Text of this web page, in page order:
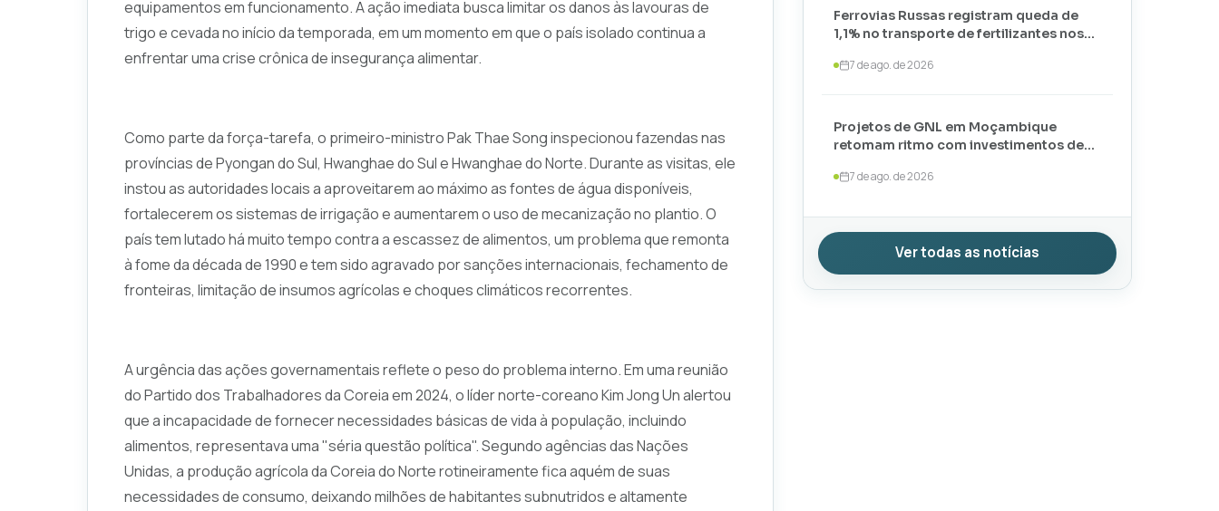
equipamentos em funcionamento. A ação imediata busca limitar os danos às lavouras de
trigo e cevada no início da temporada, em um momento em que o país isolado continua a
enfrentar uma crise crônica de insegurança alimentar.
Como parte da força-tarefa, o primeiro-ministro Pak Thae Song inspecionou fazendas nas
províncias de Pyongan do Sul, Hwanghae do Sul e Hwanghae do Norte. Durante as visitas, ele
instou as autoridades locais a aproveitarem ao máximo as fontes de água disponíveis,
fortalecerem os sistemas de irrigação e aumentarem o uso de mecanização no plantio. O
país tem lutado há muito tempo contra a escassez de alimentos, um problema que remonta
à fome da década de 1990 e tem sido agravado por sanções internacionais, fechamento de
fronteiras, limitação de insumos agrícolas e choques climáticos recorrentes.
A urgência das ações governamentais reflete o peso do problema interno. Em uma reunião
do Partido dos Trabalhadores da Coreia em 2024, o líder norte-coreano Kim Jong Un alertou
que a incapacidade de fornecer necessidades básicas de vida à população, incluindo
alimentos, representava uma "séria questão política". Segundo agências das Nações
Unidas, a produção agrícola da Coreia do Norte rotineiramente fica aquém de suas
necessidades de consumo, deixando milhões de habitantes subnutridos e altamente
Ferrovias Russas registram queda de
1,1% no transporte de fertilizantes nos
7 de ago. de 2026
Projetos de GNL em Moçambique
retomam ritmo com investimentos de
TotalEnergies e ExxonMobil
7 de ago. de 2026
Ver todas as notícias